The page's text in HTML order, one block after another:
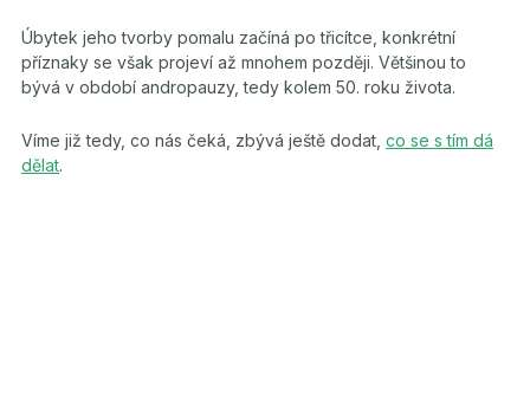
Úbytek jeho tvorby pomalu začíná po třicítce, konkrétní
příznaky se však projeví až mnohem později. Většinou to
bývá v období andropauzy, tedy kolem 50. roku života.
Víme již tedy, co nás čeká, zbývá ještě dodat, co se s tím dá
dělat.